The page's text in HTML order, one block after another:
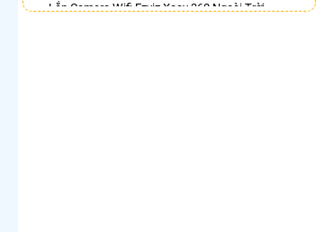
Lắp Camera Wifi Ezviz Xoay 360 Ngoài Trời